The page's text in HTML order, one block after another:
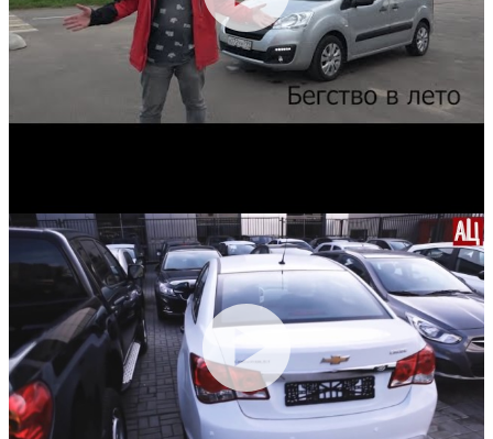
тормоза:
Дисковые Дисковые
Задние тормоза: Дисковые Дисковые
Производство: Германия